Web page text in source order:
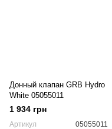
Донный клапан GRB Hydro
White 05055011
1 934 грн
Артикул
05055011